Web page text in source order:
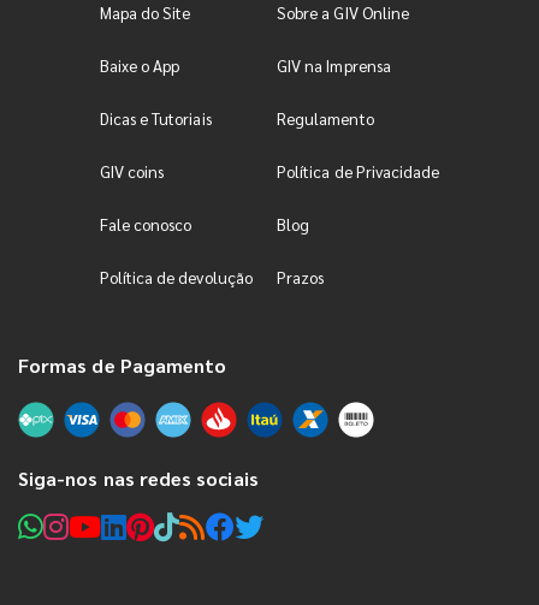
Mapa do Site Sobre a GIV Online
Baixe o App GIV na Imprensa
Dicas e Tutoriais Regulamento
GIV coins Política de Privacidade
Fale conosco Blog
Política de devolução Prazos
Formas de Pagamento
Siga-nos nas redes sociais